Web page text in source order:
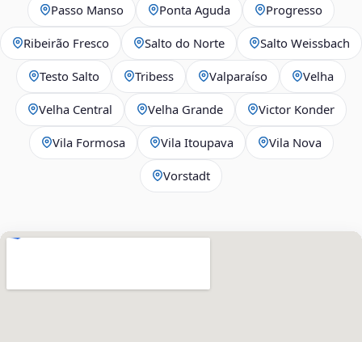
Passo Manso Ponta Aguda Progresso
Ribeirão Fresco Salto do Norte Salto Weissbach
Testo Salto Tribess Valparaíso Velha
Velha Central Velha Grande Victor Konder
Vila Formosa Vila Itoupava Vila Nova
Vorstadt